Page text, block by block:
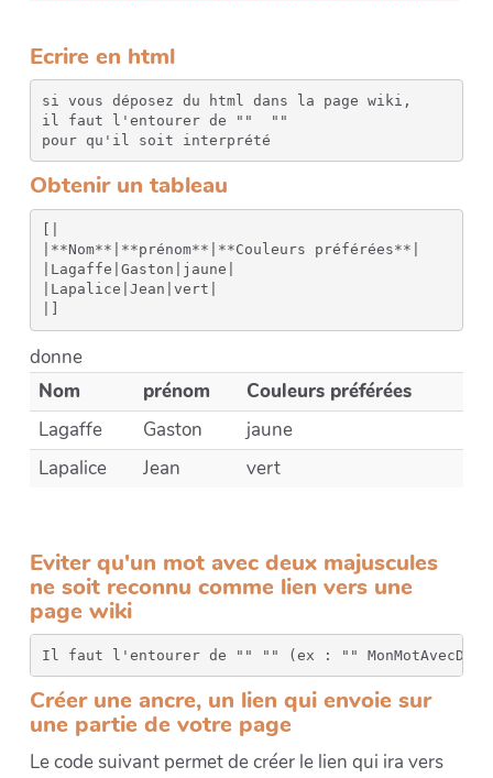
Ecrire en html
si vous déposez du html dans la page wiki,
il faut l'entourer de ""
""
pour qu'il soit interprété
Obtenir un tableau
|**Nom**|**prénom**|**Couleurs préférées**|
|Lagaffe|Gaston|jaune|
|Lapalice|Jean|vert|
donne
Nom
prénom
Couleurs préférées
Lagaffe
Gaston
jaune
Lapalice
Jean vert
Eviter qu'un mot avec deux majuscules
ne soit reconnu comme lien vers une
page wiki
Il faut l'entourer de "" "" (ex : ""
Créer une ancre, un lien qui envoie sur
une partie de votre page
Le code suivant permet de créer le lien qui ira vers